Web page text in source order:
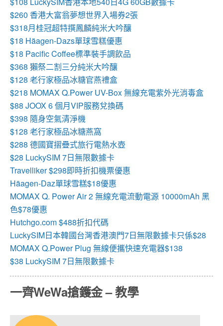
$260 香港大富翁夢想世界入場券2張
$318月桂冠超特撰鳳麟純米大吟釀
$18 Häagen-Dazs單球雪糕優惠
$18 Pacific Coffee標準裝手調飲品
$368 獺祭二割三分純米大吟釀
$128 老行家極品冰糖官燕禮盒
$218 MOMAX Q.Power UV-Box 無線充電紫外光消毒盒
$88 JOOX 6 個月VIP服務兌換碼
$398 隨身空氣清淨機
$128 老行家極品冰糖燕窩
$288 德國寶摺疊式旅行電熱水壺
$28 LuckySIM 7日無限數據卡
Travelliker $298即時折扣機票優惠
Häagen-Daz單球雪糕$18優惠
MOMAX Q. Power Air 2 無線充電流動電源 10000mAh 黑
色$78優惠
Hutchgo.com $488折扣代碼
LuckySIM日本韓國台灣香港澳門7日無限數據卡只係$28
MOMAX Q.Power Plug 無線便攜快速充電器$138
$38 LuckySIM 7日無限數據卡
一齊WeWa搶鑊金 – 教學